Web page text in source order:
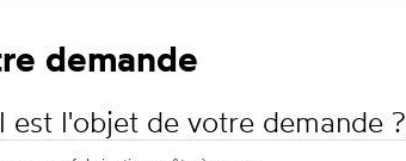
demande
est l'objet de votre demande ?